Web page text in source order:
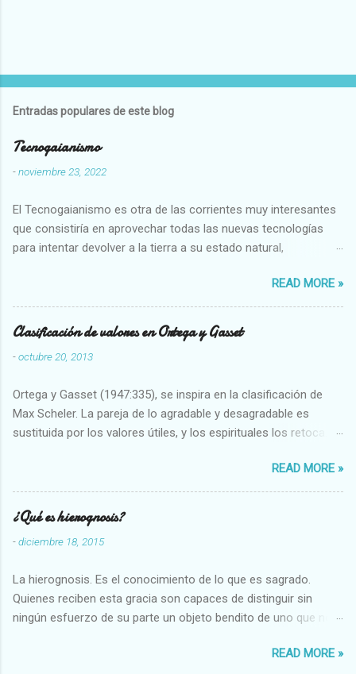
Entradas populares de este blog
Tecnogaianismo
-noviembre 23, 2022
El Tecnogaianismo es otra de las corrientes muy interesantes
que consistiría en aprovechar todas las nuevas tecnologías
para intentar devolver a la tierra a su estado natural,
READ MORE »
Clasificación de valores en Ortega y Gasset
-octubre 20, 2013
Ortega y Gasset (1947:335), se inspira en la clasificación de
Max Scheler. La pareja de lo agradable y desagradable es
sustituida por los valores útiles, y los espirituales los retoca.
Abundante-Escaso,etc 2 VITALES Sano-Enfermo Selecto-
Vulgar Enérgico-Inerte Fuerte-Débil,etc. 3 ESPIRITUALES a)
Intelectuales Conocimiento-Error Exacto-Aproximado
Evidente-Probable,etc b) Morales Bueno-malo Bondadoso-
malvado Justo-Injusto Escrupuloso-Relajado Leal-Desleal,etc.
Armonioso-Inarmonioso 4 RELIGIOSOS Santo-Pr...
READ MORE »
¿Qué es hierognosis?
-diciembre 18, 2015
La hierognosis. Es el conocimiento de lo que es sagrado.
Quienes reciben esta gracia son capaces de distinguir sin
ningún esfuerzo de su parte un objeto bendito de uno que no
READ MORE »